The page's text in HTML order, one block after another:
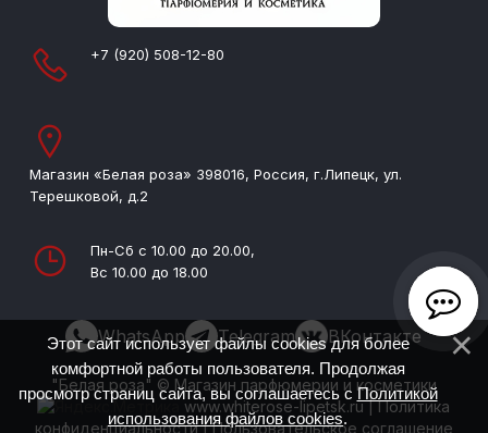
+7 (920) 508-12-80
Магазин «Белая роза» 398016, Россия, г.Липецк, ул.
Терешковой, д.2
Пн-Сб с 10.00 до 20.00,
Вс 10.00 до 18.00
WhatsApp Telegram ВКонтакте
"Белая роза" © Магазин парфюмерии и косметики
www.whiterose-lipetsk.ru|Политика
конфиденциальности|Пользовательское соглашение
Этот сайт использует файлы cookies для более
комфортной работы пользователя. Продолжая
просмотр страниц сайта, вы соглашаетесь с Политикой
использования файлов cookies.